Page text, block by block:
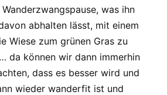
Wanderzwangspause, was ihn
abhalten lässt, mit einem
Wiese zum grünen Gras zu
da können wir dann immerhin
dass es besser wird und
wieder wanderfit ist und